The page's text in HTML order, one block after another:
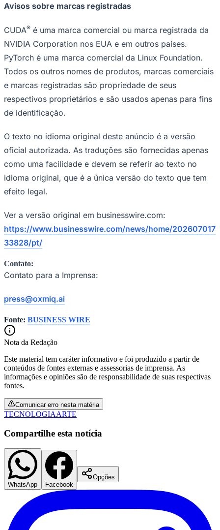
Cruzeiro
Avisos sobre marcas registradas
CUDA® é uma marca comercial ou marca registrada da
NVIDIA Corporation nos EUA e em outros países.
PyTorch é uma marca comercial da Linux Foundation.
Todos os outros nomes de produtos, marcas comerciais
e marcas registradas são propriedade de seus
respectivos proprietários e são usados ​​apenas para fins
de identificação.
O texto no idioma original deste anúncio é a versão
oficial autorizada. As traduções são fornecidas apenas
como uma facilidade e devem se referir ao texto no
idioma original, que é a única versão do texto que tem
efeito legal.
Ver a versão original em businesswire.com:
https://www.businesswire.com/news/home/202607017
33828/pt/
Contato:
Contato para a Imprensa:
press@oxmiq.ai
Fonte: BUSINESS WIRE
Nota da Redação
Este material tem caráter informativo e foi produzido a partir de
conteúdos de fontes externas e assessorias de imprensa. As
informações e opiniões são de responsabilidade de suas respectivas
fontes.
Comunicar erro nesta matéria
TECNOLOGIAARTE
Compartilhe esta notícia
WhatsApp Facebook
Opções